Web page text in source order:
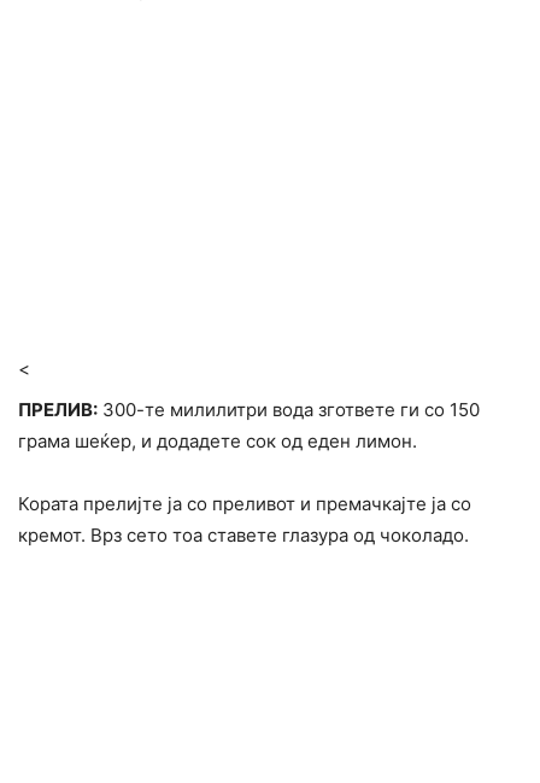
<
ПРЕЛИВ: 300-те милилитри вода згответе ги со 150
грама шеќер, и додадете сок од еден лимон.
Кората прелијте ја со преливот и премачкајте ја со
кремот. Врз сето тоа ставете глазура од чоколадо.